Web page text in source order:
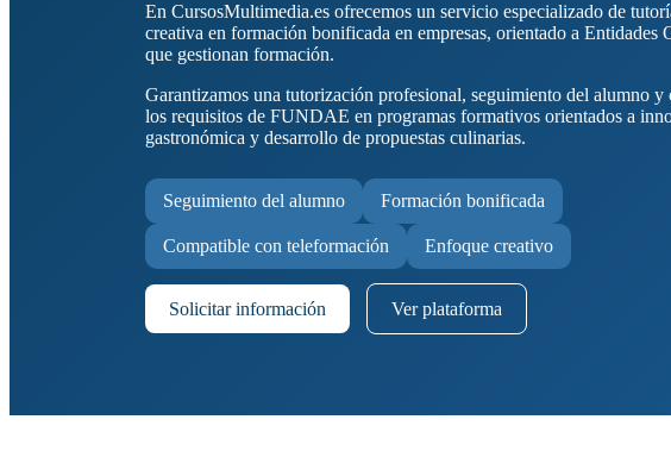
En CursosMultimedia.es ofrecemos un servicio especializado de
creativa en formación bonificada en empresas, orientado a Entidades
que gestionan formación.
Garantizamos una tutorización profesional, seguimiento del alumno
los requisitos de FUNDAE en programas formativos orientados a
gastronómica y desarrollo de propuestas culinarias.
Seguimiento del alumno Formación bonificada
Compatible con teleformación Enfoque creativo
Solicitar información Ver plataforma